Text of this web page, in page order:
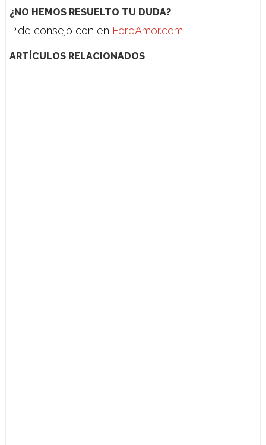
¿NO HEMOS RESUELTO TU DUDA?
Pide consejo con en ForoAmor.com
ARTÍCULOS RELACIONADOS